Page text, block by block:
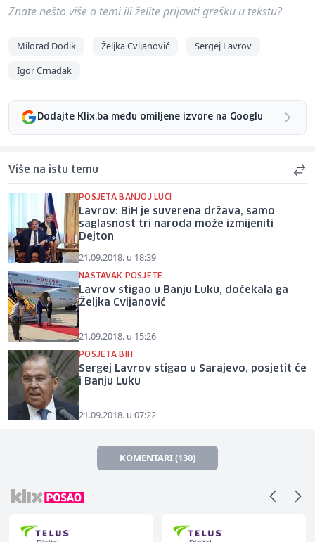
Znate nešto više o temi ili želite prijaviti grešku u tekstu?
Milorad Dodik Željka Cvijanović
Sergej Lavrov
Igor Crnadak
Dodajte Klix.ba među omiljene izvore na Googlu
Više na istu temu
POSJETA BANJOJ LUCI
Lavrov: BiH je suverena država, samo
saglasnost tri naroda može izmijeniti
Dejton
21.09.2018. u 18:39
NASTAVAK POSJETE
Lavrov stigao u Banju Luku, dočekala ga
Željka Cvijanović
21.09.2018. u 15:26
POSJETA BIH
Sergej Lavrov stigao u Sarajevo, posjetit će
i Banju Luku
21.09.2018. u 07:22
KOMENTARI (130)